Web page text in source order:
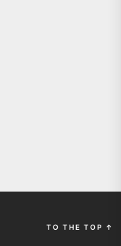
TO THE TOP ↑